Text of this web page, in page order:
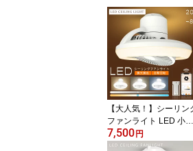
【大人気！】シーリン
ファンライト LED 小型
首振り 自動回転 調光調
色 常夜灯 正逆回転 6畳
7,500 円